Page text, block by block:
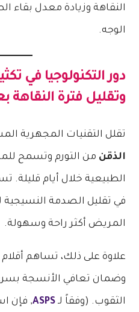
النقاهة وزيادة معدل بقاء
الوجه.
دور التكنولوجيا في
وتقليل فترة النقاهة
تقلل التقنيات المجهرية
الذقن من التورم وتسمح
الطبيعية خلال أيام قليلة.
في تقليل الصدمة النسيجية
المريض أكثر راحة وسهولة.
علاوة على ذلك، تساهم
وضمان تعافي الأنسجة
الثقوب. (وفقاً لـASPS, فإن